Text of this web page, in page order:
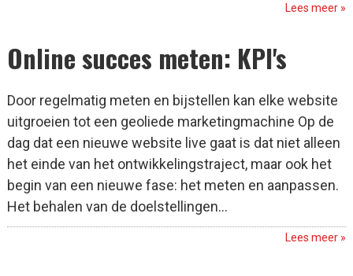
Lees meer »
Online succes meten: KPI's
Door regelmatig meten en bijstellen kan elke website
uitgroeien tot een geoliede marketingmachine Op de
dag dat een nieuwe website live gaat is dat niet alleen
het einde van het ontwikkelingstraject, maar ook het
begin van een nieuwe fase: het meten en aanpassen.
Het behalen van de doelstellingen...
Lees meer »